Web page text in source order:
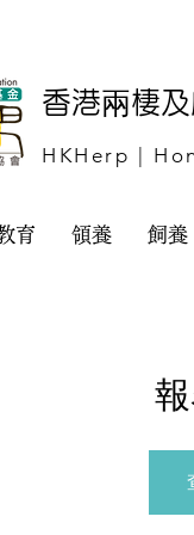
香港兩棲
HKHerp |
育 領養 飼養